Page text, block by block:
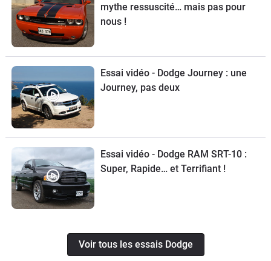
mythe ressuscité… mais pas pour
nous !
Essai vidéo - Dodge Journey : une
Journey, pas deux
Essai vidéo - Dodge RAM SRT-10 :
Super, Rapide… et Terrifiant !
Voir tous les essais Dodge